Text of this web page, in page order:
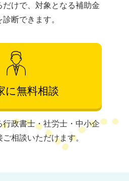
けで、対象となる補助金
断できます。
に無料相談
政書士・社労士・中小企
相談いただけます。